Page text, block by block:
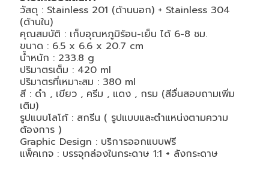
วัสดุ : Stainless 201 (ด้านนอก) + Stainless 304
(ด้านใน)
คุณสมบัติ : เก็บอุณหภูมิร้อน-เย็น ได้ 6-8 ชม.
ขนาด : 6.5 x 6.6 x 20.7 cm
น้ำหนัก : 233.8 g
ปริมาตรเต็ม : 420 ml
ปริมาตรที่เหมาะสม : 380 ml
สี : ดำ , เขียว , ครีม , แดง , กรม (สีอื่นสอบถามเพิ่ม
เติม)
รูปแบบโลโก้ : สกรีน ( รูปแบบและตำแหน่งตามความ
ต้องการ )
Graphic Design : บริการออกแบบฟรี
แพ็คเกจ : บรรจุกล่องในกระดาษ 1:1 + ลังกระดาษ